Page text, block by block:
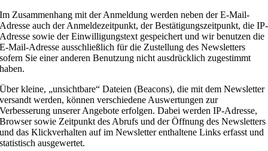
Im Zusammenhang mit der Anmeldung werden neben der E-Mail-
Adresse auch der Anmeldezeitpunkt, der Bestätigungszeitpunkt, die IP-
Adresse sowie der Einwilligungstext gespeichert und wir benutzen die
E-Mail-Adresse ausschließlich für die Zustellung des Newsletters
sofern Sie einer anderen Benutzung nicht ausdrücklich zugestimmt
haben.
Über kleine, „unsichtbare“ Dateien (Beacons), die mit dem Newsletter
versandt werden, können verschiedene Auswertungen zur
Verbesserung unserer Angebote erfolgen. Dabei werden IP-Adresse,
Browser sowie Zeitpunkt des Abrufs und der Öffnung des Newsletters
und das Klickverhalten auf im Newsletter enthaltene Links erfasst und
statistisch ausgewertet.